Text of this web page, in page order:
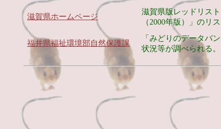
滋賀県ホームページ
滋賀県版レッドリス
（2000年版）」のリ
福井県福祉環境部自然保護課
「みどりのデータバ
状況等が調べられる。